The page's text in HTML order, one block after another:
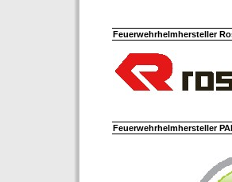
Feuerwehrhelmhersteller
Feuerwehrhelmhersteller